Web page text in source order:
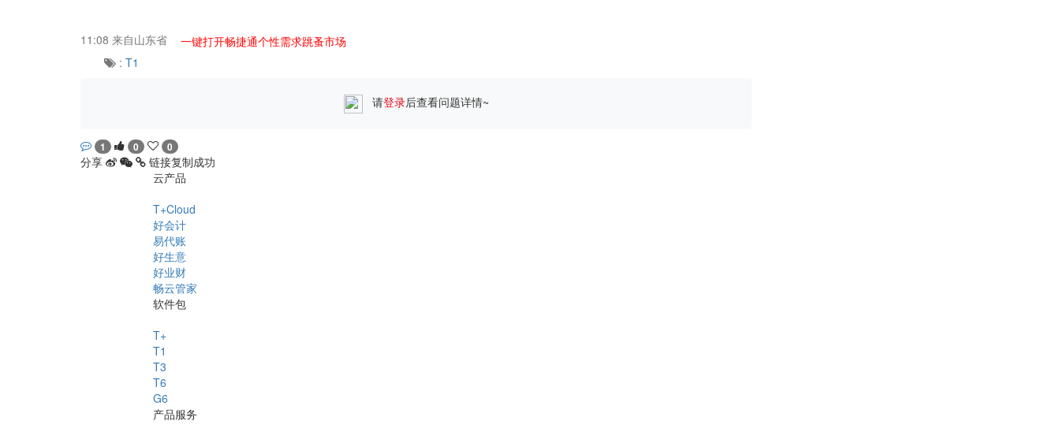
11:08 来自山东省
一键打开畅捷通个性需求跳蚤市场
: T1
请登录后查看问题详情~
1 0 0
分享 链接复制成功
云产品
T+Cloud
好会计
易代账
好生意
好业财
畅云管家
软件包
T+
T1
T3
T6
G6
产品服务